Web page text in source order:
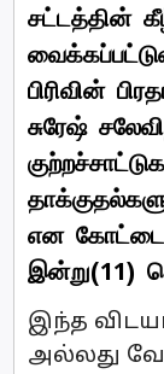
சட்டத்தின்
பிரிவின்
சுரேஷ்
என கோட்டை
இன்று(11)
இந்த
அல்லது